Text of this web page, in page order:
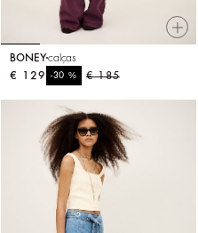
BONEYcalças
€ 185
-30%
€ 129